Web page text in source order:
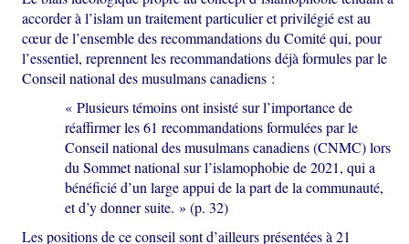
accorder à l’islam un traitement particulier et privilégié est au
cœur de l’ensemble des recommandations du Comité qui, pour
l’essentiel, reprennent les recommandations déjà formules par le
Conseil national des musulmans canadiens :
« Plusieurs témoins ont insisté sur l’importance de
réaffirmer les 61 recommandations formulées par le
Conseil national des musulmans canadiens (CNMC) lors
du Sommet national sur l’islamophobie de 2021, qui a
bénéficié d’un large appui de la part de la communauté,
et d’y donner suite. » (p. 32)
Les positions de ce conseil sont d’ailleurs présentées à 21